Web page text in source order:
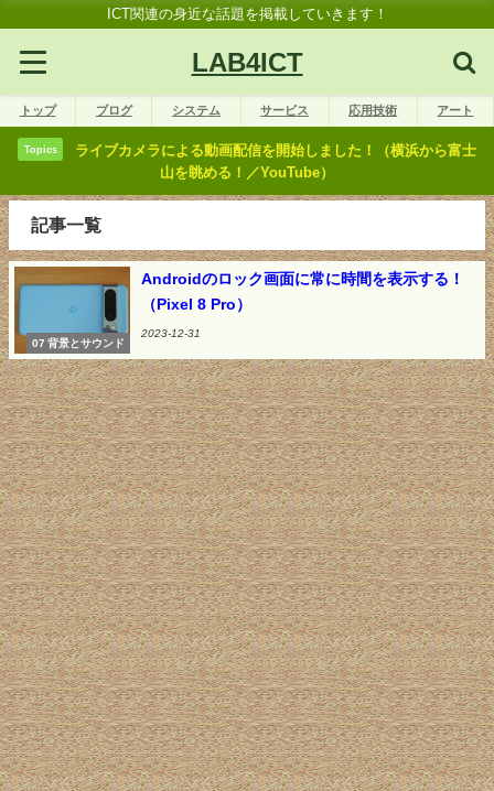
ICT関連の身近な話題を掲載していきます！
LAB4ICT
トップ ブログ システム サービス 応用技術 アート
Topics
ライブカメラによる動画配信を開始しました！（横浜から富士
山を眺める！／YouTube）
記事一覧
07 背景とサウンド
Androidのロック画面に常に時間を表示する！
（Pixel 8 Pro）
2023-12-31